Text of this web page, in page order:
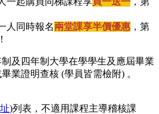
人同時報名兩堂課享半價優惠 ，第
及四年制大學在學學生及應屆畢業
業證明查核 (學員皆需檢附) 。
)列表，不適用課程主導稽核課